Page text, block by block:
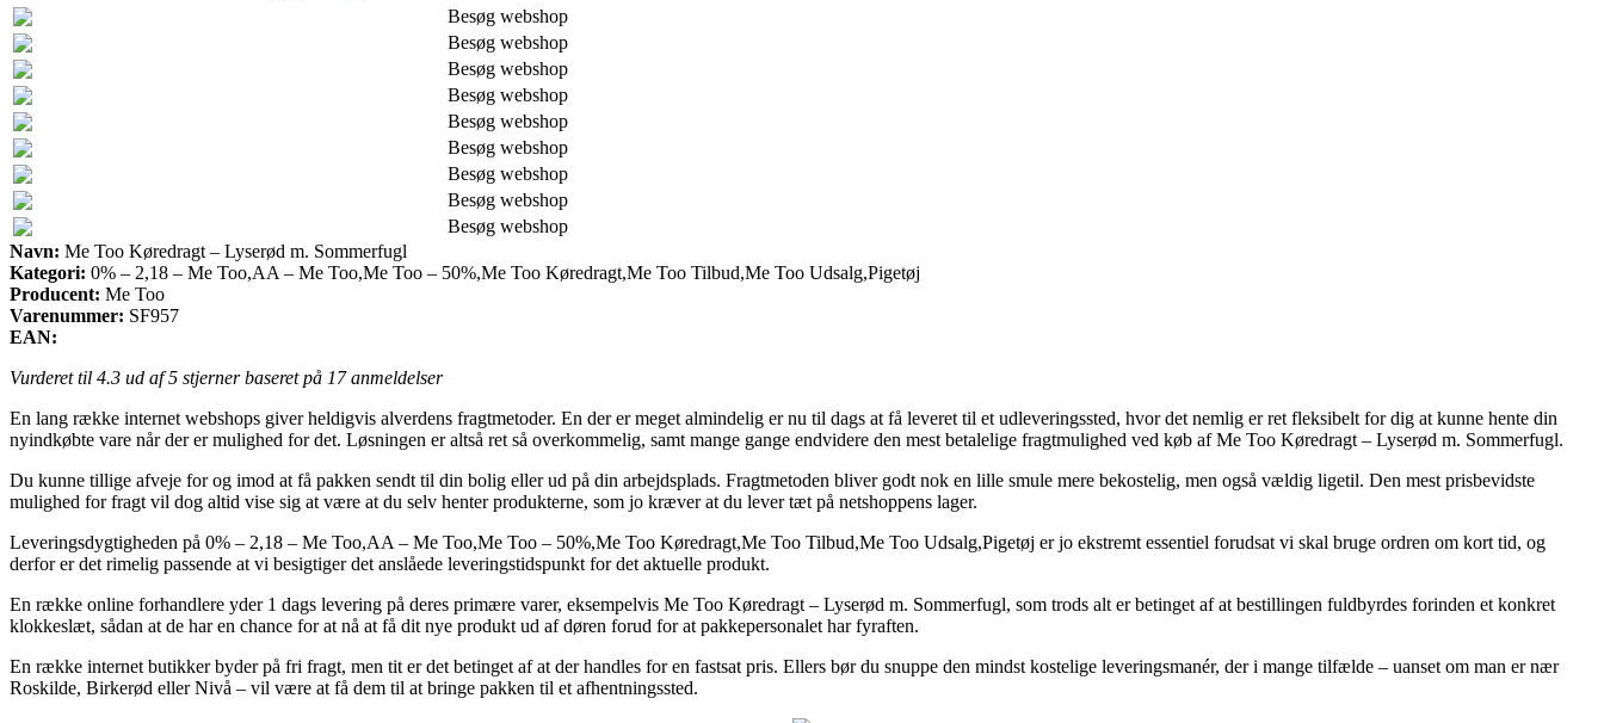
Besøg webshop
Besøg webshop
Besøg webshop
Besøg webshop
Besøg webshop
Besøg webshop
Besøg webshop
Besøg webshop
Besøg webshop
Navn: Me Too Køredragt – Lyserød m. Sommerfugl
Kategori: 0% – 2,18 – Me Too,AA – Me Too,Me Too – 50%,Me Too Køredragt,Me Too Tilbud,Me Too Udsalg,Pigetøj
Producent: Me Too
Varenummer: SF957
EAN:
Vurderet til 4.3 ud af 5 stjerner baseret på 17anmeldelser
En lang række internet webshops giver heldigvis alverdens fragtmetoder. En der er meget almindelig er nu til dags at få leveret til et udleveringssted, hvor det nemlig er ret fleksibelt for dig at kunne hente din
nyindkøbte vare når der er mulighed for det. Løsningen er altså ret så overkommelig, samt mange gange endvidere den mest betalelige fragtmulighed ved køb af Me Too Køredragt – Lyserød m. Sommerfugl.
Du kunne tillige afveje for og imod at få pakken sendt til din bolig eller ud på din arbejdsplads. Fragtmetoden bliver godt nok en lille smule mere bekostelig, men også vældig ligetil. Den mest prisbevidste
mulighed for fragt vil dog altid vise sig at være at du selv henter produkterne, som jo kræver at du lever tæt på netshoppens lager.
Leveringsdygtigheden på 0% – 2,18 – Me Too,AA – Me Too,Me Too – 50%,Me Too Køredragt,Me Too Tilbud,Me Too Udsalg,Pigetøj er jo ekstremt essentiel forudsat vi skal bruge ordren om kort tid, og
derfor er det rimelig passende at vi besigtiger det anslåede leveringstidspunkt for det aktuelle produkt.
En række online forhandlere yder 1 dags levering på deres primære varer, eksempelvis Me Too Køredragt – Lyserød m. Sommerfugl, som trods alt er betinget af at bestillingen fuldbyrdes forinden et konkret
klokkeslæt, sådan at de har en chance for at nå at få dit nye produkt ud af døren forud for at pakkepersonalet har fyraften.
En række internet butikker byder på fri fragt, men tit er det betinget af at der handles for en fastsat pris. Ellers bør du snuppe den mindst kostelige leveringsmanér, der i mange tilfælde – uanset om man er nær
Roskilde, Birkerød eller Nivå – vil være at få dem til at bringe pakken til et afhentningssted.